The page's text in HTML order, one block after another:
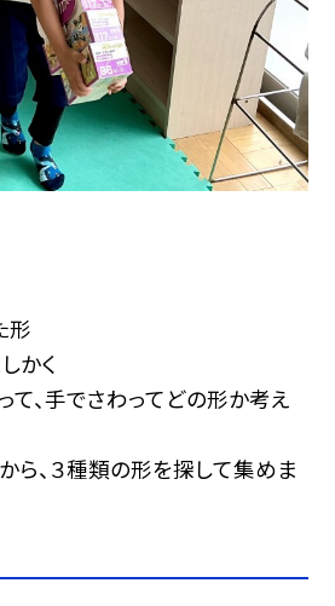
形
かく
て、手でさわってどの形か考え
ら、３種類の形を探して集めま